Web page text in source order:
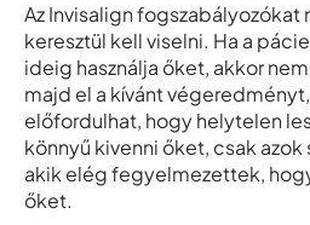
Az Invisalign
keresztül kell viselni. Ha a
ideig használja őket, akkor
majd el a kívánt
előfordulhat, hogy helytelen
könnyű kivenni őket, csak azok
akik elég fegyelmezettek,
őket.